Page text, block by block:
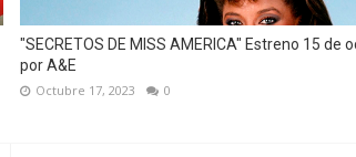
"SECRETOS DE MISS AMERICA" Estreno 15 de
por A&E
Octubre 17, 2023 0